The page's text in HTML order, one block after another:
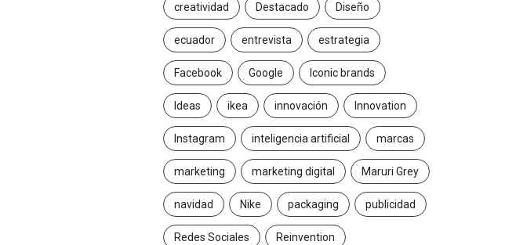
creatividad Destacado Diseño
ecuador entrevista estrategia
Facebook Google Iconic brands
Ideas ikea innovación Innovation
Instagram inteligencia artificial marcas
marketing marketing digital Maruri Grey
navidad Nike packaging publicidad
Redes Sociales Reinvention